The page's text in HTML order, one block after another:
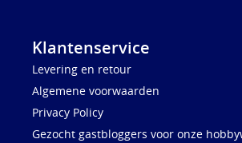
Klantenservice
Levering en retour
Algemene voorwaarden
Privacy Policy
Gezocht gastbloggers voor onze